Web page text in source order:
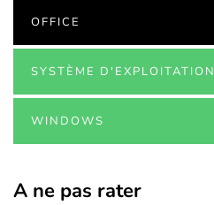
OFFICE
SYSTÈME D'EXPLOITATION
WINDOWS
A ne pas rater